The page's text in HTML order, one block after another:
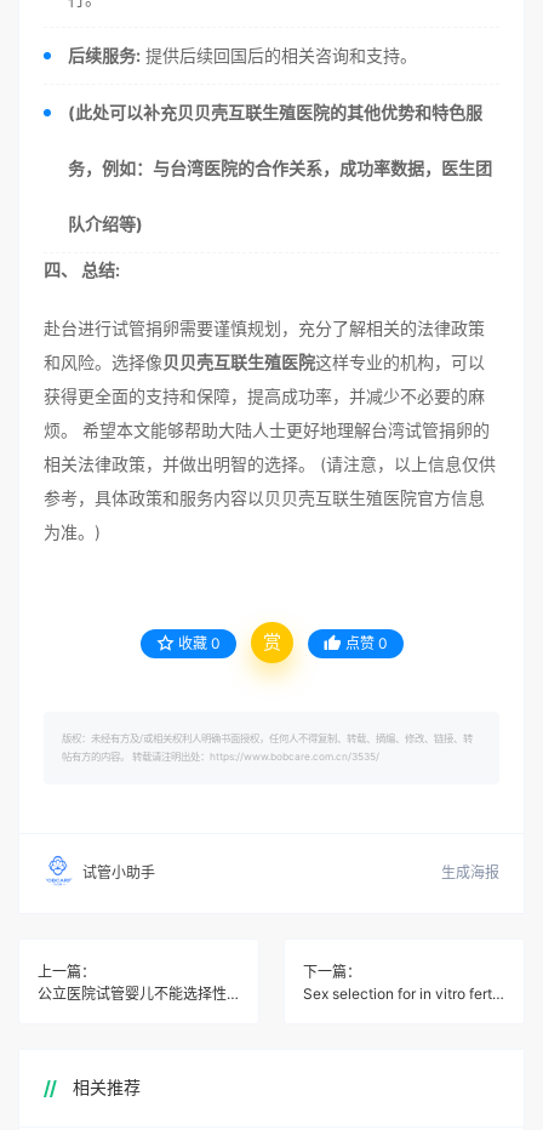
后续服务: 提供后续回国后的相关咨询和支持。
(此处可以补充贝贝壳互联生殖医院的其他优势和特色服
务，例如：与台湾医院的合作关系，成功率数据，医生团
队介绍等)
四、 总结:
赴台进行试管捐卵需要谨慎规划，充分了解相关的法律政策
和风险。选择像贝贝壳互联生殖医院这样专业的机构，可以
获得更全面的支持和保障，提高成功率，并减少不必要的麻
烦。 希望本文能够帮助大陆人士更好地理解台湾试管捐卵的
相关法律政策，并做出明智的选择。 (请注意，以上信息仅供
参考，具体政策和服务内容以贝贝壳互联生殖医院官方信息
为准。)
收藏 0 赏 点赞 0
版权：未经有方及/或相关权利人明确书面授权，任何人不得复制、转载、摘编、修改、链接、转
帖有方的内容。 转载请注明出处：https://www.bobcare.com.cn/3535/
试管小助手 生成海报
上一篇：
公立医院试管婴儿不能选择性别吗
下一篇：
Sex selection for in vitro fertilization in the United States
相关推荐